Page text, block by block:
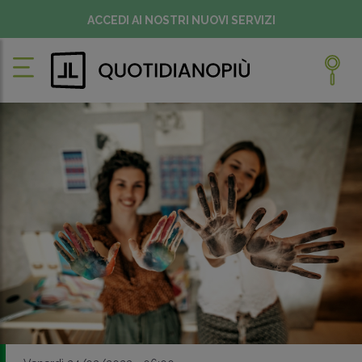
ACCEDI AI NOSTRI NUOVI SERVIZI